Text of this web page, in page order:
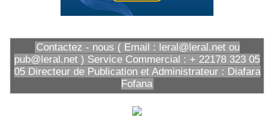
Contactez - nous ( Email : leral@leral.net ou
pub@leral.net ) Service Commercial : + 22178 323 05
05 Directeur de Publication et Administrateur : Diafara
Fofana